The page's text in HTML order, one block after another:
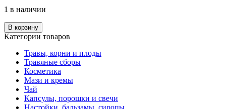
1 в наличии
В корзину
Категории товаров
Травы, корни и плоды
Травяные сборы
Косметика
Мази и кремы
Чай
Капсулы, порошки и свечи
Настойки, бальзамы, сиропы